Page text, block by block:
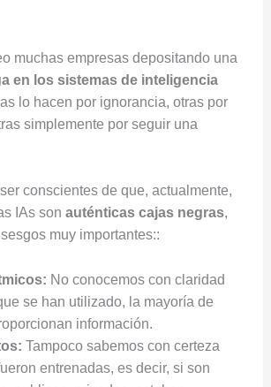
muchas empresas depositando una
en los sistemas de inteligencia
lo hacen por ignorancia, otras por
simplemente por seguir una
conscientes de que, actualmente,
IAs son auténticas cajas negras,
muy importantes::
No conocemos con claridad
se han utilizado, la mayoría de
información.
Tampoco sabemos con certeza
entrenadas, es decir, si son